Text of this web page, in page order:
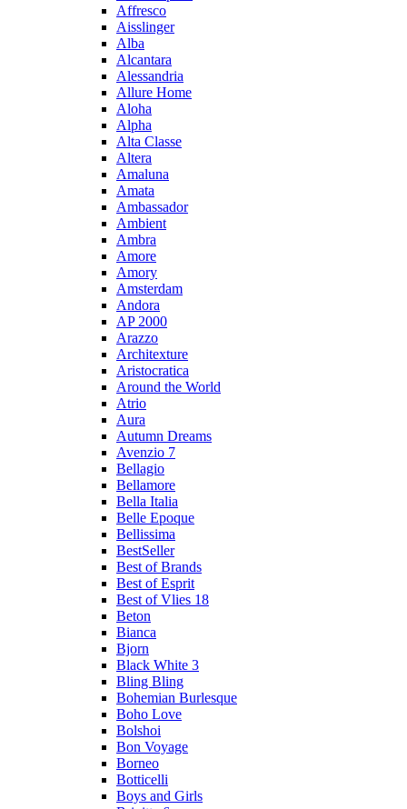
Affresco
Aisslinger
Alba
Alcantara
Alessandria
Allure Home
Aloha
Alpha
Alta Classe
Altera
Amaluna
Amata
Ambassador
Ambient
Ambra
Amore
Amory
Amsterdam
Andora
AP 2000
Arazzo
Architexture
Aristocratica
Around the World
Atrio
Aura
Autumn Dreams
Avenzio 7
Bellagio
Bellamore
Bella Italia
Belle Epoque
Bellissima
BestSeller
Best of Brands
Best of Esprit
Best of Vlies 18
Beton
Bianca
Bjorn
Black White 3
Bling Bling
Bohemian Burlesque
Boho Love
Bolshoi
Bon Voyage
Borneo
Botticelli
Boys and Girls